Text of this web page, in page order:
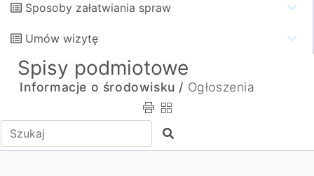
Sposoby załatwiania spraw
Umów wizytę
Spisy podmiotowe
Informacje o środowisku / Ogłoszenia
Wpisz tekst do wyszukania Szukaj